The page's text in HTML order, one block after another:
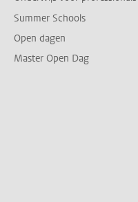
Summer Schools
Open dagen
Master Open Dag